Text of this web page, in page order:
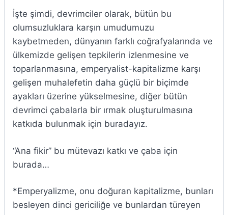
İşte şimdi, devrimciler olarak, bütün bu
olumsuzluklara karşın umudumuzu
kaybetmeden, dünyanın farklı coğrafyalarında ve
ülkemizde gelişen tepkilerin izlenmesine ve
toparlanmasına, emperyalist-kapitalizme karşı
gelişen muhalefetin daha güçlü bir biçimde
ayakları üzerine yükselmesine, diğer bütün
devrimci çabalarla bir ırmak oluşturulmasına
katkıda bulunmak için buradayız.
“Ana fikir” bu mütevazı katkı ve çaba için
burada…
*Emperyalizme, onu doğuran kapitalizme, bunları
besleyen dinci gericiliğe ve bunlardan türeyen